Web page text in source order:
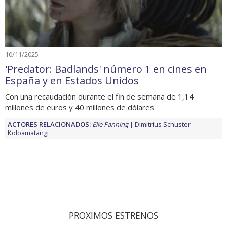
10/11/2025
'Predator: Badlands' número 1 en cines en
España y en Estados Unidos
Con una recaudación durante el fin de semana de 1,14
millones de euros y 40 millones de dólares
ACTORES RELACIONADOS: Elle Fanning
Dimitrius Schuster-
Koloamatangi
PROXIMOS ESTRENOS